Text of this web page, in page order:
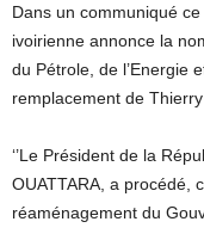
Dans un communiqué
ivoirienne annonce la
du Pétrole, de l’Energie
remplacement de Thierry
‘’Le Président de la
OUATTARA, a procédé,
réaménagement du